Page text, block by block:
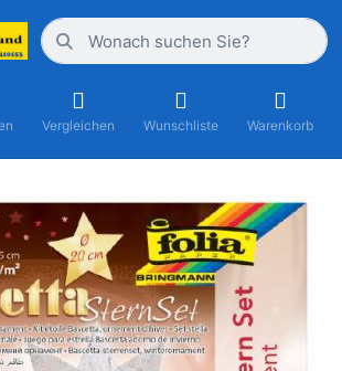
Vergleichen Wunschliste Warenkorb